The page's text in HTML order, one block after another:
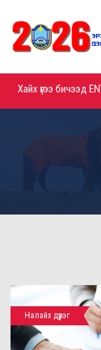
Налайх дүүрэг